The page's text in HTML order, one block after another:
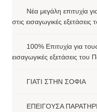
Νέα μεγάλη επιτυχία
στις εισαγωγικές
100% Επιτυχία για
εισαγωγικές εξετάσεις
ΓΙΑΤΙ ΣΤΗΝ ΣΟΦΙΑ
ΕΠΕΙΓΟΥΣΑ